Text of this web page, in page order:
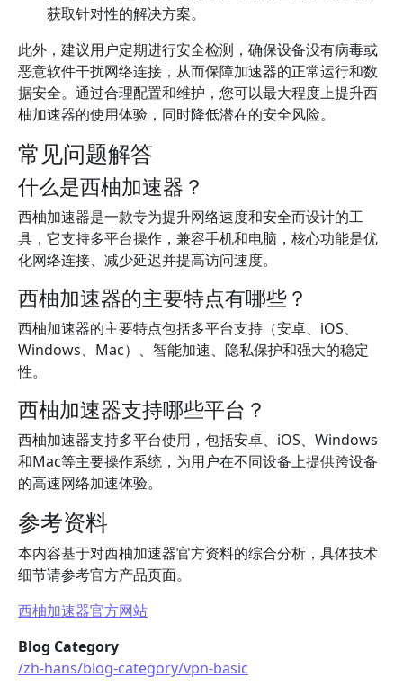
获取针对性的解决方案。
此外，建议用户定期进行安全检测，确保设备没有病毒或
恶意软件干扰网络连接，从而保障加速器的正常运行和数
据安全。通过合理配置和维护，您可以最大程度上提升西
柚加速器的使用体验，同时降低潜在的安全风险。
常见问题解答
什么是西柚加速器？
西柚加速器是一款专为提升网络速度和安全而设计的工
具，它支持多平台操作，兼容手机和电脑，核心功能是优
化网络连接、减少延迟并提高访问速度。
西柚加速器的主要特点有哪些？
西柚加速器的主要特点包括多平台支持（安卓、iOS、
Windows、Mac）、智能加速、隐私保护和强大的稳定
性。
西柚加速器支持哪些平台？
西柚加速器支持多平台使用，包括安卓、iOS、Windows
和Mac等主要操作系统，为用户在不同设备上提供跨设备
的高速网络加速体验。
参考资料
本内容基于对西柚加速器官方资料的综合分析，具体技术
细节请参考官方产品页面。
西柚加速器官方网站
Blog Category
/zh-hans/blog-category/vpn-basic